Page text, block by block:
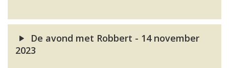
De avond met Robbert - 14 november
2023